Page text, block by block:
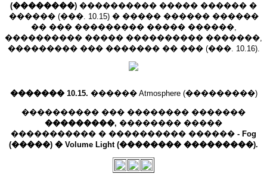
(��������) ���������� ����� ������ �
������ (���. 10.15) � ����� ������ ������
�� ��� ��������� ����� ������,
���������� ����� ���������� �������,
��������� ��� ������� �� ��� (���. 10.16).
������� 10.15. ������ Atmosphere (���������)
���������� ��� �������� �������
���������, �������� �����
����������� � ���������� ������ - Fog
(�����) � Volume Light (�������� ���������).